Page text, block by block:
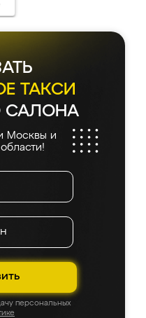
ТАКСИ
САЛОНА
Москвы и
персональных